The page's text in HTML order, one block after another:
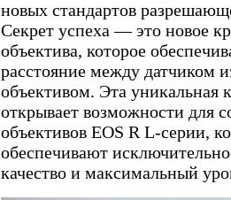
новых стандартов
Секрет успеха — это новое
объектива, которое
расстояние между датчиком
объективом. Эта уникальная
открывает возможности для
объективов EOS R L-серии,
обеспечивают
качество и максимальный